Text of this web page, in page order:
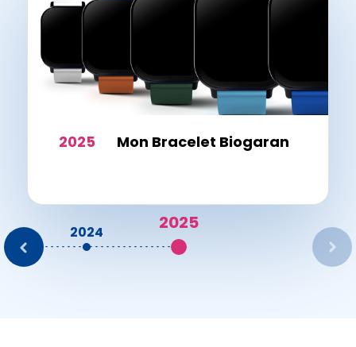
2025 Mon Bracelet Biogaran
2024 2025